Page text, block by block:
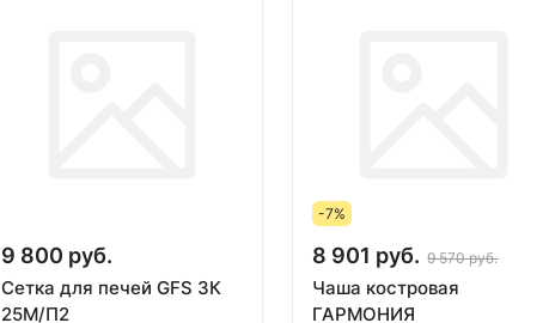
9 800 руб.
Сетка для печей GFS ЗК
25М/П2
-7%
8 901 руб. 9 570 руб.
Чаша костровая
ГАРМОНИЯ